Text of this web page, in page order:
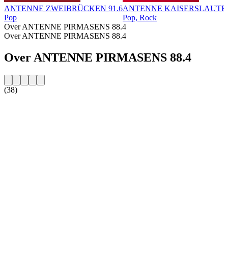
ANTENNE ZWEIBRÜCKEN 91.6
Pop
ANTENNE
Pop, Rock
Over ANTENNE PIRMASENS 88.4
Over ANTENNE PIRMASENS 88.4
Over ANTENNE PIRMASENS 88.4
(38)